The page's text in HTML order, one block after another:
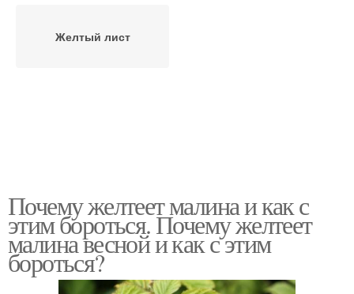
Желтый лист
Почему желтеет малина и как с
этим бороться. Почему желтеет
малина весной и как с этим
бороться?